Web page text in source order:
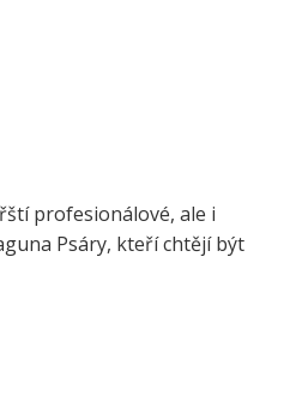
profesionálové, ale i
Psáry, kteří chtějí být